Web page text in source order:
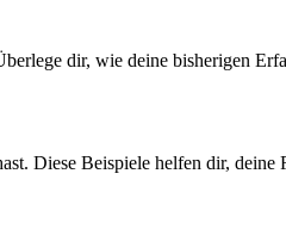
dir, wie deine bisherigen
Diese Beispiele helfen dir,